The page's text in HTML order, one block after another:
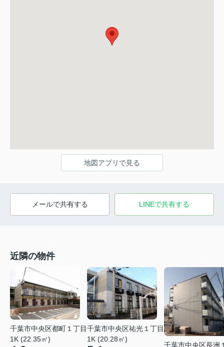
地図アプリで見る
メールで共有する LINEで共有する
近隣の物件
千葉市中央区都町１丁目
1K (22.35㎡)
千葉市中央区祐光１丁目
1K (20.28㎡)
千葉市中央区長洲